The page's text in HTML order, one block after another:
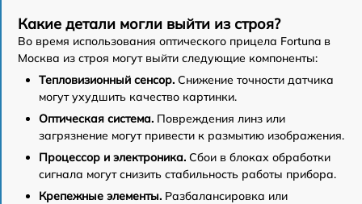
Какие детали могли выйти из строя?
Во время использования оптического прицела Fortuna в
Москва из строя могут выйти следующие компоненты:
Тепловизионный сенсор. Снижение точности датчика
могут ухудшить качество картинки.
Оптическая система. Повреждения линз или
загрязнение могут привести к размытию изображения.
Процессор и электроника. Сбои в блоках обработки
сигнала могут снизить стабильность работы прибора.
Крепежные элементы. Разбалансировка или